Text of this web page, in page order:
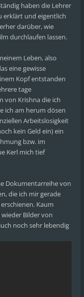
haben die Lehrer
erklärt und eigentlich
darüber, wie
durchlaufen lassen.
Leben, also
eine gewisse
Kopf entstanden
tage
von Krishna die ich
ich am herum dösen
Arbeitslosigkeit
kein Geld ein) ein
bzw. im
Kerl mich tief
Dokumentarreihe von
die ich mir gerade
Kaum
Bilder von
noch sehr lebendig